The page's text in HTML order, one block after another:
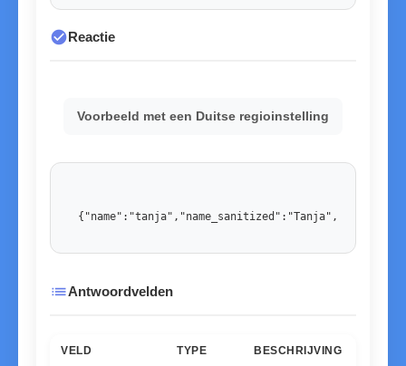
check_circleReactie
Voorbeeld met een Duitse regioinstelling
listAntwoordvelden
VELD TYPE BESCHRIJVING